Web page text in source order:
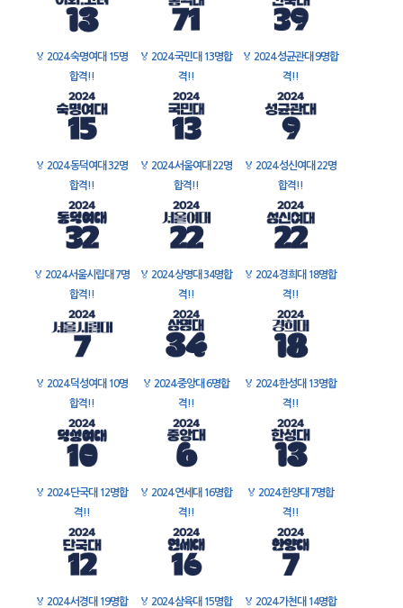
🏅 2024 숙명여대 15명
합격!!
🏅 2024 국민대 13명합
격!!
🏅 2024 성균관대 9명합
격!!
🏅 2024 동덕여대 32명
합격!!
🏅 2024 서울여대 22명
합격!!
🏅 2024 성신여대 22명
합격!!
🏅 2024 서울시립대 7명
합격!!
🏅 2024 상명대 34명합
격!!
🏅 2024 경희대 18명합
격!!
🏅 2024 덕성여대 10명
합격!!
🏅 2024 중앙대 6명합
격!!
🏅 2024 한성대 13명합
격!!
🏅 2024 단국대 12명합
격!!
🏅 2024 연세대 16명합
격!!
🏅 2024 한양대 7명합
격!!
🏅 2024 서경대 19명합
🏅 2024 삼육대 15명합
🏅 2024 가천대 14명합